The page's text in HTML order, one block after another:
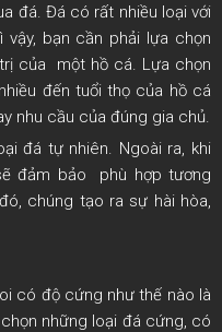
đá. Đá có rất nhiều loại với
vậy, bạn cần phải lựa chọn
của một hồ cá. Lựa chọn
đến tuổi thọ của hồ cá
nhu cầu của đúng gia chủ.
đá tự nhiên. Ngoài ra, khi
đảm bảo phù hợp tương
chúng tạo ra sự hài hòa,
có độ cứng như thế nào là
những loại đá cứng, có